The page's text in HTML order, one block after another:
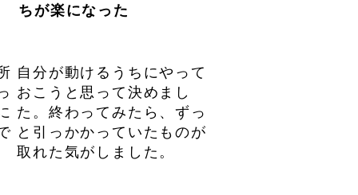
ちが楽になった
自分が動けるうちにやって
おこうと思って決めまし
た。終わってみたら、ずっ
と引っかかっていたものが
取れた気がしました。